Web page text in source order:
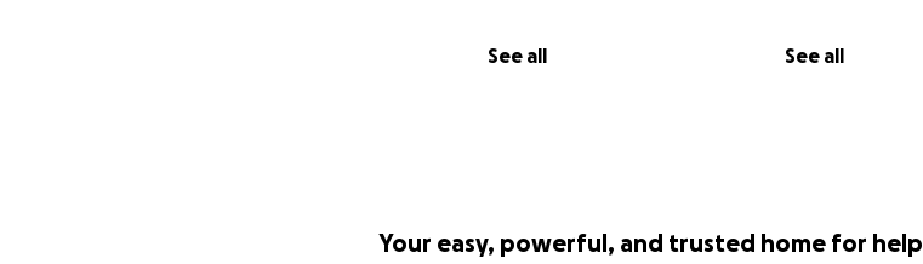
See all See all
Your easy, powerful, and trusted home for help